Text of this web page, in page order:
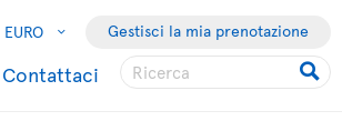
EURO Gestisci la mia prenotazione
Contattaci